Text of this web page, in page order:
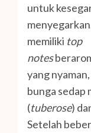
untuk
memiliki top
notes
yang
bunga sedap
(tuberose)
Setelah